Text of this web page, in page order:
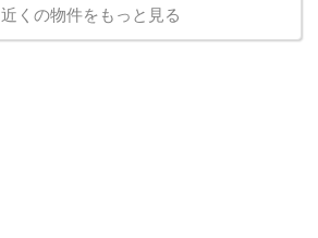
近くの物件をもっと見る